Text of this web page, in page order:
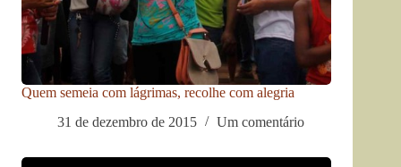
Quem semeia com lágrimas, recolhe com alegria
31 de dezembro de 2015
Um comentário